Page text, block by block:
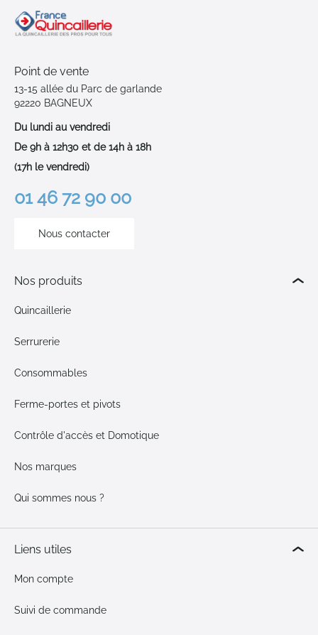
Point de vente
13-15 allée du Parc de garlande
92220 BAGNEUX
Du lundi au vendredi
De 9h à 12h30 et de 14h à 18h
(17h le vendredi)
01 46 72 90 00
Nous contacter
Nos produits
Quincaillerie
Serrurerie
Consommables
Ferme-portes et pivots
Contrôle d'accès et Domotique
Nos marques
Qui sommes nous ?
Liens utiles
Mon compte
Suivi de commande